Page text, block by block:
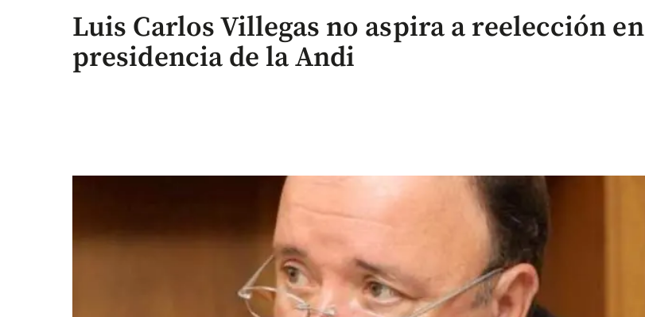
Luis Carlos Villegas no aspira a reelección en
presidencia de la Andi